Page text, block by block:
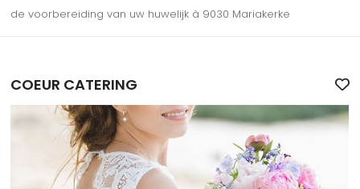
de voorbereiding van uw huwelijk à 9030 Mariakerke
COEUR CATERING